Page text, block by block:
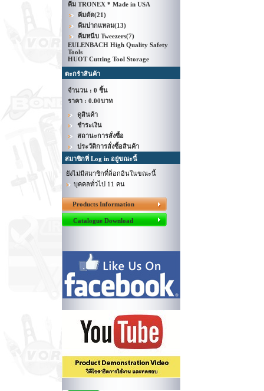
คีม TRONEX * Made in USA
คีมตัด(21)
คีมปากแหลม(13)
คีมหนีบ Tweezers(7)
EULENBACH High Quality Safety
Tools
HUOT Cutting Tool Storage
ตะกร้าสินค้า
จำนวน : 0 ชิ้น
ราคา : 0.00บาท
ดูสินค้า
ชำระเงิน
สถานะการสั่งซื้อ
ประวัติการสั่งซื้อสินค้า
สมาชิกที่ Log in อยู่ขณะนี้
ยังไม่มีสมาชิกที่ล็อกอินในขณะนี้
บุคคลทั่วไป 11 คน
Products Information
Catalogue Download